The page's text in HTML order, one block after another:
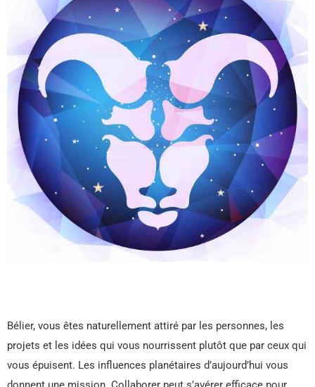
Bélier, vous êtes naturellement attiré par les personnes, les
projets et les idées qui vous nourrissent plutôt que par ceux qui
vous épuisent. Les influences planétaires d’aujourd’hui vous